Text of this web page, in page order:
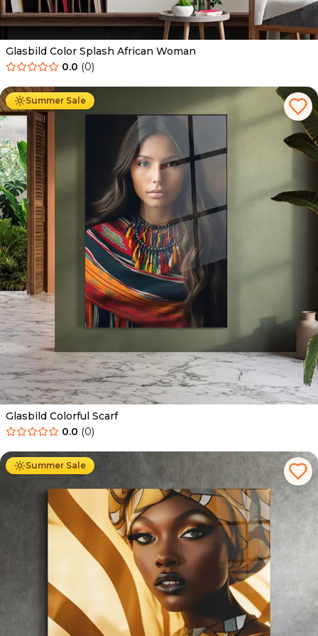
Glasbild Color Splash African Woman
0.0 (0)
Summer Sale
Ab 69.90 € 44.90
Glasbild Colorful Scarf
0.0 (0)
Summer Sale
Ab 69.90 € 44.90